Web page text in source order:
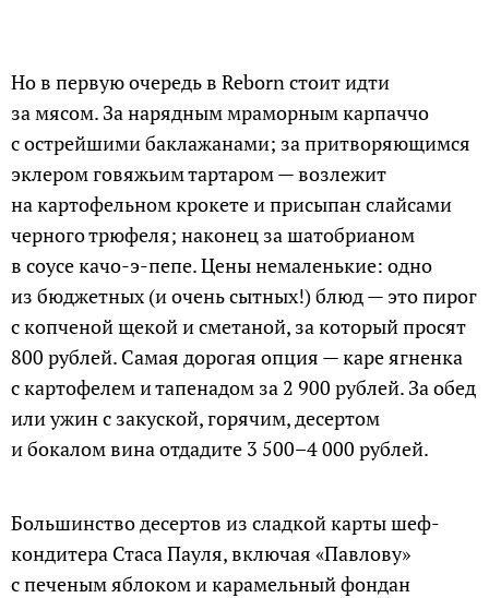
Но в первую очередь в Reborn стоит идти
за мясом. За нарядным мраморным карпаччо
с острейшими баклажанами; за притворяющимся
эклером говяжьим тартаром — возлежит
на картофельном крокете и присыпан слайсами
черного трюфеля; наконец за шатобрианом
в соусе качо-э-пепе. Цены немаленькие: одно
из бюджетных (и очень сытных!) блюд — это пирог
с копченой щекой и сметаной, за который просят
800 рублей. Самая дорогая опция — каре ягненка
с картофелем и тапенадом за 2 900 рублей. За обед
или ужин с закуской, горячим, десертом
и бокалом вина отдадите 3 500–4 000 рублей.
Большинство десертов из сладкой карты шеф-
кондитера Стаса Пауля, включая «Павлову»
с печеным яблоком и карамельный фондан